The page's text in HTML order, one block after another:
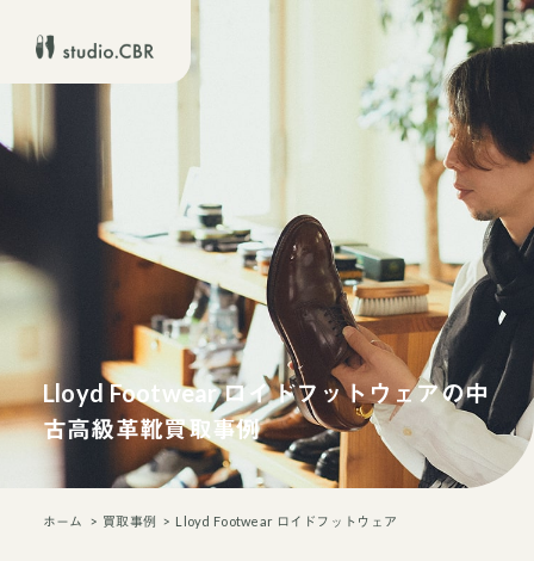
Lloyd Footwear ロイドフットウェアの中
古高級革靴買取事例
ホーム 買取事例 Lloyd Footwear ロイドフットウェア